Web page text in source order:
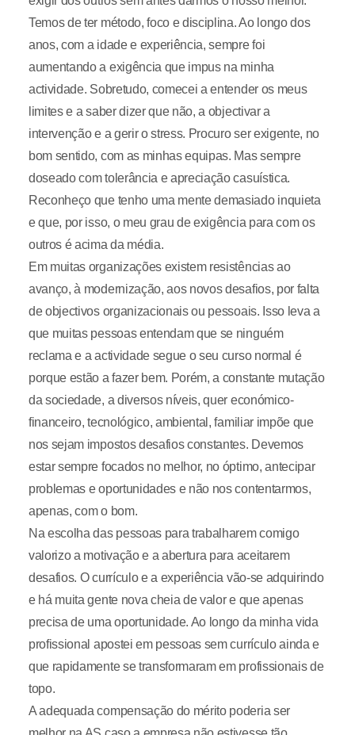
Temos de ter método, foco e disciplina. Ao longo dos
anos, com a idade e experiência, sempre foi
aumentando a exigência que impus na minha
actividade. Sobretudo, comecei a entender os meus
limites e a saber dizer que não, a objectivar a
intervenção e a gerir o stress. Procuro ser exigente, no
bom sentido, com as minhas equipas. Mas sempre
doseado com tolerância e apreciação casuística.
Reconheço que tenho uma mente demasiado inquieta
e que, por isso, o meu grau de exigência para com os
outros é acima da média.
Em muitas organizações existem resistências ao
avanço, à modernização, aos novos desafios, por falta
de objectivos organizacionais ou pessoais. Isso leva a
que muitas pessoas entendam que se ninguém
reclama e a actividade segue o seu curso normal é
porque estão a fazer bem. Porém, a constante mutação
da sociedade, a diversos níveis, quer económico-
financeiro, tecnológico, ambiental, familiar impõe que
nos sejam impostos desafios constantes. Devemos
estar sempre focados no melhor, no óptimo, antecipar
problemas e oportunidades e não nos contentarmos,
apenas, com o bom.
Na escolha das pessoas para trabalharem comigo
valorizo a motivação e a abertura para aceitarem
desafios. O currículo e a experiência vão-se adquirindo
e há muita gente nova cheia de valor e que apenas
precisa de uma oportunidade. Ao longo da minha vida
profissional apostei em pessoas sem currículo ainda e
que rapidamente se transformaram em profissionais de
topo.
A adequada compensação do mérito poderia ser